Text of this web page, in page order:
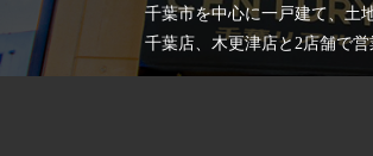
千葉市を中心に一戸建て、土
千葉店、木更津店と2店舗で